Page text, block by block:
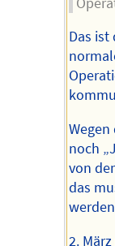
Das
noch
von
das
2.